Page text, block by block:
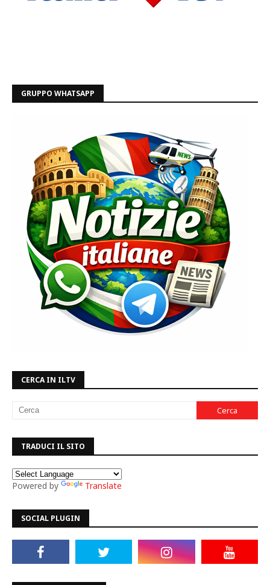
GRUPPO WHATSAPP
CERCA IN ILTV
TRADUCI IL SITO
Powered by Translate
SOCIAL PLUGIN